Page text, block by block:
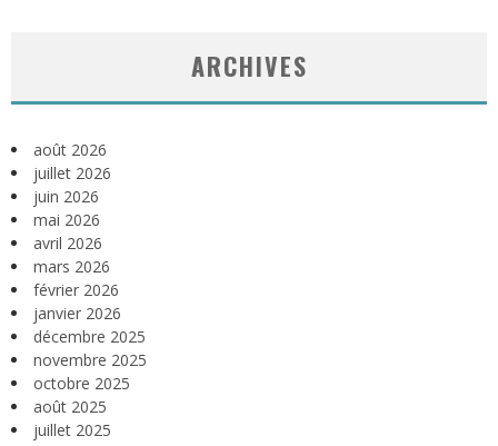
ARCHIVES
août 2026
juillet 2026
juin 2026
mai 2026
avril 2026
mars 2026
février 2026
janvier 2026
décembre 2025
novembre 2025
octobre 2025
août 2025
juillet 2025